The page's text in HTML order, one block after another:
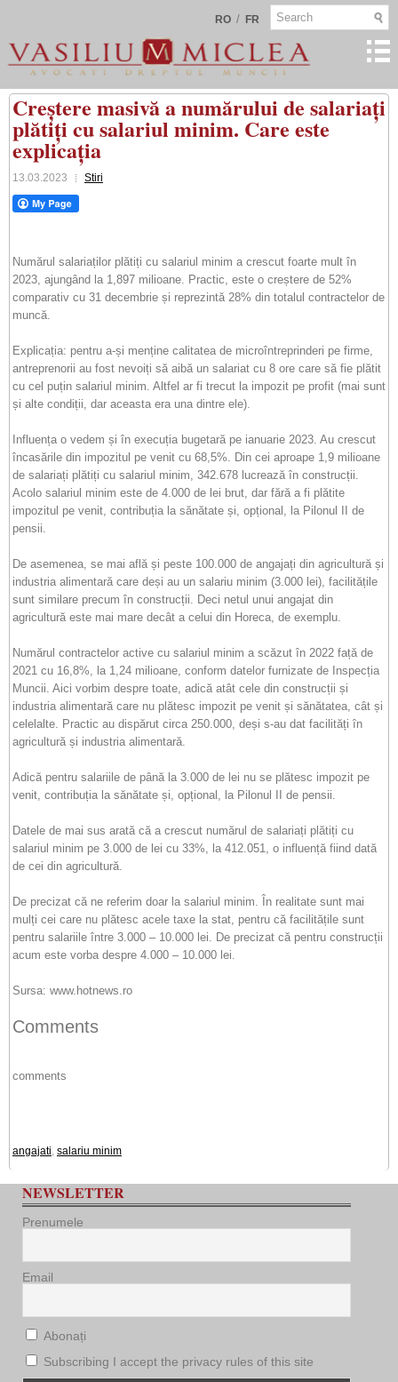
RO / FR
Creștere masivă a numărului de salariați
plătiți cu salariul minim. Care este
explicația
13.03.2023 Stiri
Numărul salariaților plătiți cu salariul minim a crescut foarte mult în
2023, ajungând la 1,897 milioane. Practic, este o creștere de 52%
comparativ cu 31 decembrie și reprezintă 28% din totalul contractelor de
muncă.
Explicația: pentru a-și menține calitatea de microîntreprinderi pe firme,
antreprenorii au fost nevoiți să aibă un salariat cu 8 ore care să fie plătit
cu cel puțin salariul minim. Altfel ar fi trecut la impozit pe profit (mai sunt
și alte condiții, dar aceasta era una dintre ele).
Influența o vedem și în execuția bugetară pe ianuarie 2023. Au crescut
încasările din impozitul pe venit cu 68,5%. Din cei aproape 1,9 milioane
de salariați plătiți cu salariul minim, 342.678 lucrează în construcții.
Acolo salariul minim este de 4.000 de lei brut, dar fără a fi plătite
impozitul pe venit, contribuția la sănătate și, opțional, la Pilonul II de
pensii.
De asemenea, se mai află și peste 100.000 de angajați din agricultură și
industria alimentară care deși au un salariu minim (3.000 lei), facilitățile
sunt similare precum în construcții. Deci netul unui angajat din
agricultură este mai mare decât a celui din Horeca, de exemplu.
Numărul contractelor active cu salariul minim a scăzut în 2022 față de
2021 cu 16,8%, la 1,24 milioane, conform datelor furnizate de Inspecția
Muncii. Aici vorbim despre toate, adică atât cele din construcții și
industria alimentară care nu plătesc impozit pe venit și sănătatea, cât și
celelalte. Practic au dispărut circa 250.000, deși s-au dat facilități în
agricultură și industria alimentară.
Adică pentru salariile de până la 3.000 de lei nu se plătesc impozit pe
venit, contribuția la sănătate și, opțional, la Pilonul II de pensii.
Datele de mai sus arată că a crescut numărul de salariați plătiți cu
salariul minim pe 3.000 de lei cu 33%, la 412.051, o influență fiind dată
de cei din agricultură.
De precizat că ne referim doar la salariul minim. În realitate sunt mai
mulți cei care nu plătesc acele taxe la stat, pentru că facilitățile sunt
pentru salariile între 3.000 – 10.000 lei. De precizat că pentru construcții
acum este vorba despre 4.000 – 10.000 lei.
Sursa: www.hotnews.ro
Comments
comments
angajati, salariu minim
NEWSLETTER
Prenumele
Email
Abonați
Subscribing I accept the privacy rules of this site